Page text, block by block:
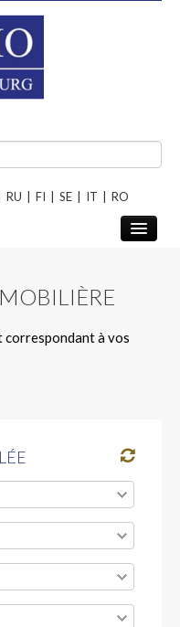
RU | FI | SE | IT | RO
correspondant à vos